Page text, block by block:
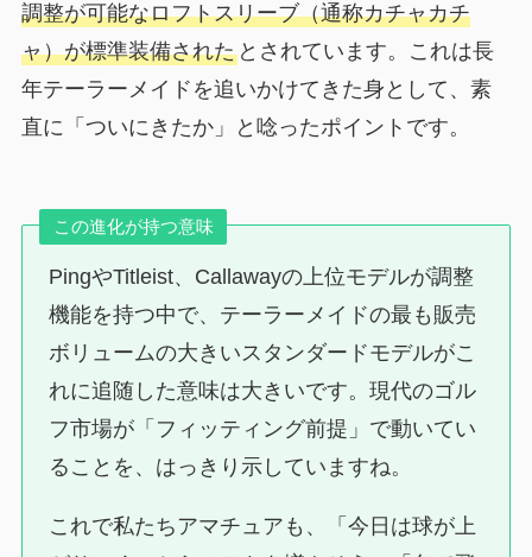
調整が可能なロフトスリーブ（通称カチャカチ
ャ）が標準装備されたとされています。これは長
年テーラーメイドを追いかけてきた身として、素
直に「ついにきたか」と唸ったポイントです。
この進化が持つ意味
PingやTitleist、Callawayの上位モデルが調整
機能を持つ中で、テーラーメイドの最も販売
ボリュームの大きいスタンダードモデルがこ
れに追随した意味は大きいです。現代のゴル
フ市場が「フィッティング前提」で動いてい
ることを、はっきり示していますね。
これで私たちアマチュアも、「今日は球が上